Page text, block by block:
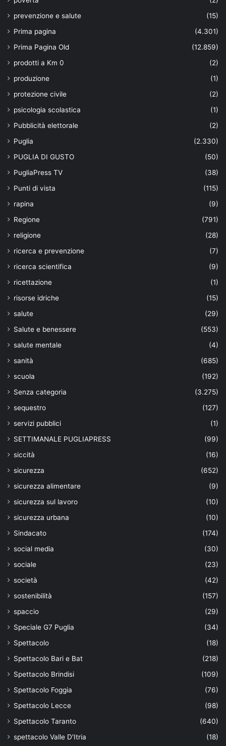
prevenzione e salute
(15)
Prima pagina
(4.301)
Prima Pagina Old
(12.859)
prodotti a Km 0
(2)
produzione
(1)
protezione civile
(2)
psicologia scolastica
(1)
Pubblicità elettorale
(2)
Puglia
(2.330)
PUGLIA DI GUSTO
(50)
PugliaPress TV
(38)
Punti di vista
(115)
rapina
(9)
Regione
(791)
religione
(28)
ricerca e prevenzione
(7)
ricerca scientifica
(9)
ricettazione
(1)
risorse idriche
(15)
salute
(29)
Salute e benessere
(553)
salute mentale
(4)
sanità
(685)
scuola
(192)
Senza categoria
(3.275)
sequestro
(127)
servizi pubblici
(1)
SETTIMANALE PUGLIAPRESS
(99)
siccità
(16)
sicurezza
(652)
sicurezza alimentare
(9)
sicurezza sul lavoro
(10)
sicurezza urbana
(10)
Sindacato
(174)
social media
(30)
sociale
(23)
società
(42)
sostenibilità
(157)
spaccio
(29)
Speciale G7 Puglia
(34)
Spettacolo
(18)
Spettacolo Bari e Bat
(218)
Spettacolo Brindisi
(109)
Spettacolo Foggia
(76)
Spettacolo Lecce
(98)
Spettacolo Taranto
(640)
spettacolo Valle D'Itria
(18)